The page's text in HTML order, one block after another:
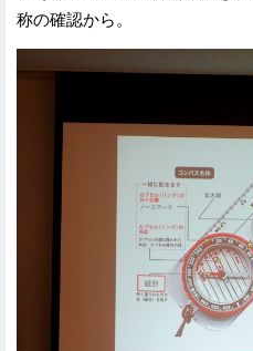
称の確認から。